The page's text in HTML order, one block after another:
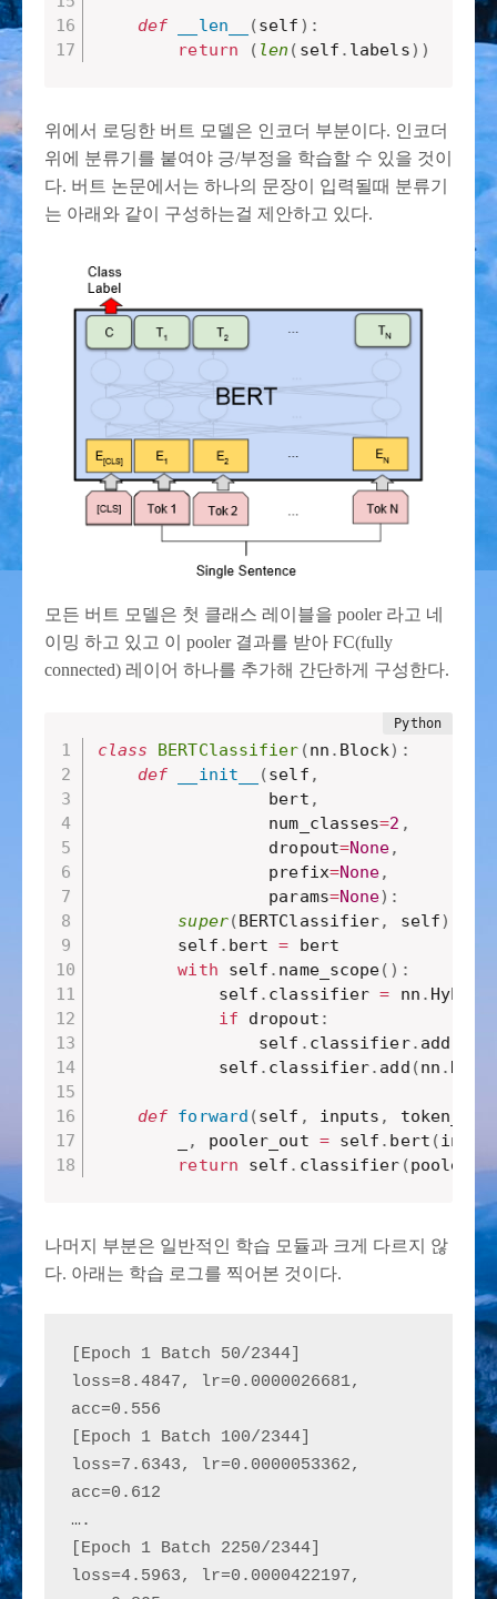
def __len__ (self ) :
return
( len ( self . labels) )
위에서 로딩한 버트 모델은 인코더 부분이다. 인코더
위에 분류기를 붙여야 긍/부정을 학습할 수 있을 것이
다. 버트 논문에서는 하나의 문장이 입력될때 분류기
는 아래와 같이 구성하는걸 제안하고 있다.
모든 버트 모델은 첫 클래스 레이블을 pooler 라고 네
이밍 하고 있고 이 pooler 결과를 받아 FC(fully
connected) 레이어 하나를 추가해 간단하게 구성한다.
class BERTClassifier (nn . Block) :
def
__init__ (self ,
                 bert
,
                 num_classes
=2 ,
                 dropout
=None,
                 prefix
=None,
                 params
=None) :
super(BERTClassifier, self)
        self
. bert = bert
with self . name_scope( ) :
            self
. classifier = nn .
if dropout :
                self
. classifier. add
            self
. classifier. add (nn .
def forward (self , inputs ,
, pooler_out = self . bert (
return self . classifier (
나머지 부분은 일반적인 학습 모듈과 크게 다르지 않
다. 아래는 학습 로그를 찍어본 것이다.
[Epoch 1 Batch 50/2344]
loss=8.4847, lr=0.0000026681,
acc=0.556
[Epoch 1 Batch 100/2344]
loss=7.6343, lr=0.0000053362,
acc=0.612
….
[Epoch 1 Batch 2250/2344]
loss=4.5963, lr=0.0000422197,